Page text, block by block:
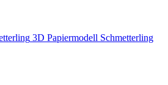
3D Papiermodell Schmetterling